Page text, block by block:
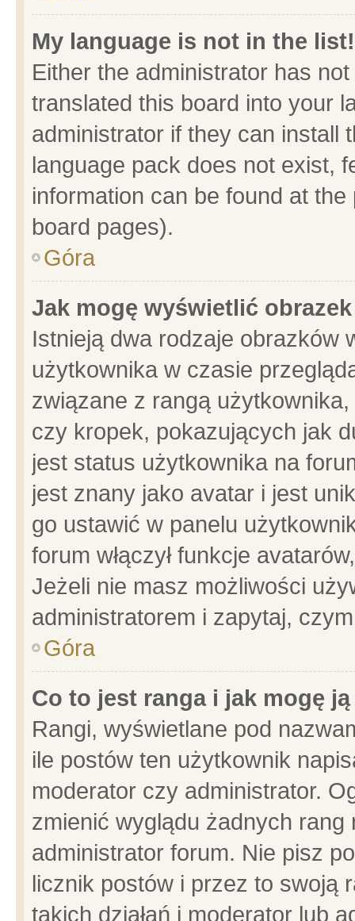
My language is not in the list!
Either the administrator has
translated this board into your
administrator if they can install
language pack does not exist,
information can be found at
board pages).
Góra
Jak mogę wyświetlić
Istnieją dwa rodzaje obrazków
użytkownika w czasie
związane z rangą
czy kropek, pokazujących jak
jest status użytkownika na
jest znany jako avatar i jest
go ustawić w panelu
forum włączył funkcje
Jeżeli nie masz możliwości
administratorem i zapytaj,
Góra
Co to jest ranga i jak mogę
Rangi, wyświetlane pod
ile postów ten użytkownik
moderator czy administrator.
zmienić wyglądu żadnych
administrator forum. Nie pisz
licznik postów i przez to swoją
takich działań i moderator lub